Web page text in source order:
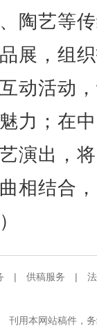
陶艺等
展，组
动活动
力；在
演出，
相结合
| 供稿服务 |
刊用本网站稿件，